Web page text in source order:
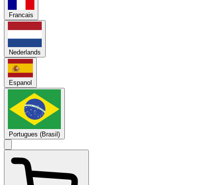
Francais
Nederlands
Espanol
Portugues (Brasil)